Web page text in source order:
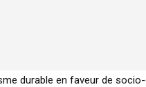
un modèle économique